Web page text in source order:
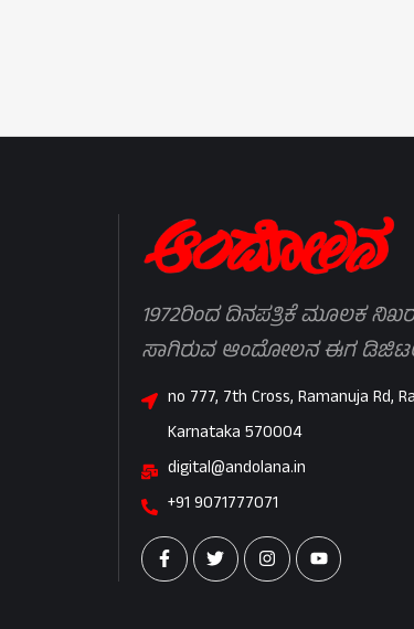
1972ರಿಂದ ದಿನಪತ್ರಿಕೆ ಮೂಲಕ
ಸಾಗಿರುವ ಆಂದೋಲನ ಈಗ
no 777, 7th Cross, Ramanuja Rd,
Karnataka 570004
digital@andolana.in
+91 9071777071